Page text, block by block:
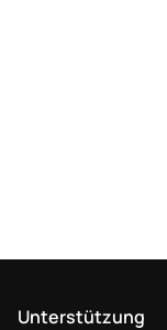
Unterstützung